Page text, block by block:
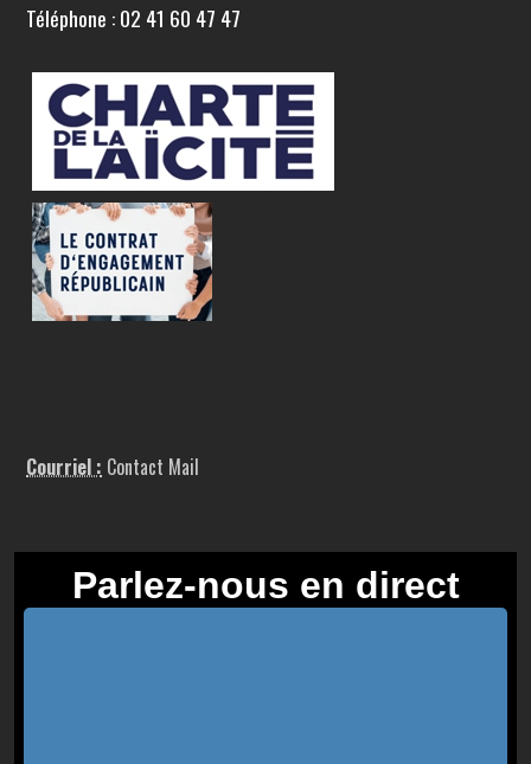
Téléphone : 02 41 60 47 47
Courriel : Contact Mail